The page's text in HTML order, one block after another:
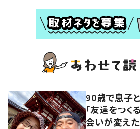
90歳で息子
「友達をつく
会いが変え